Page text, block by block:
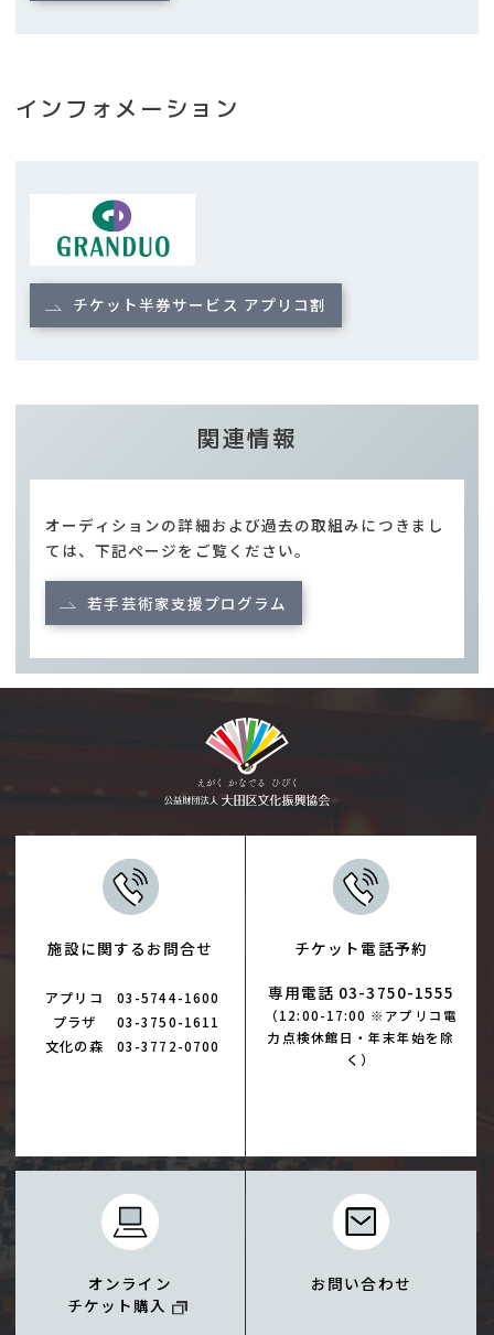
インフォメーション
チケット半券サービス アプリコ割
関連情報
オーディションの詳細および過去の取組みにつきまし
ては、下記ページをご覧ください。
若手芸術家支援プログラム
施設に関するお問合せ
アプリコ 03-5744-1600
プラザ 03-3750-1611
文化の森 03-3772-0700
チケット電話予約
専用電話 03-3750-1555
（12:00-17:00 ※アプリコ電
力点検休館日・年末年始を除
く）
オンライン
チケット購入
お問い合わせ